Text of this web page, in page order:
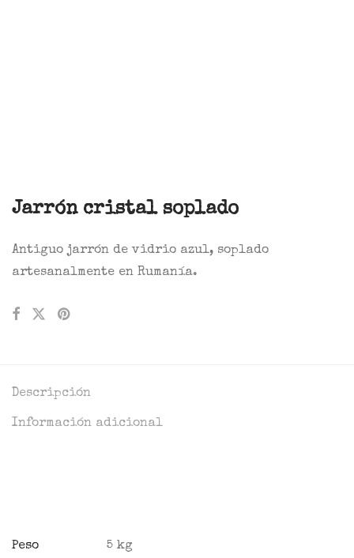
Jarrón cristal soplado
Antiguo jarrón de vidrio azul, soplado
artesanalmente en Rumanía.
Descripción
Información adicional
Peso 5 kg